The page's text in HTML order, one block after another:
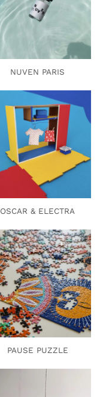
NUVEN PARIS
OSCAR & ELECTRA
PAUSE PUZZLE